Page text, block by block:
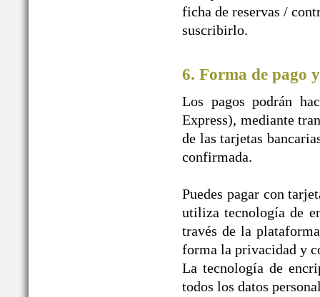
ficha de reservas /
suscribirlo.
6. Forma de pago
Los pagos podrán
Express), mediante
de las tarjetas
confirmada.
Puedes pagar con
utiliza tecnología de
través de la
forma la privacidad y
La tecnología de
todos los datos